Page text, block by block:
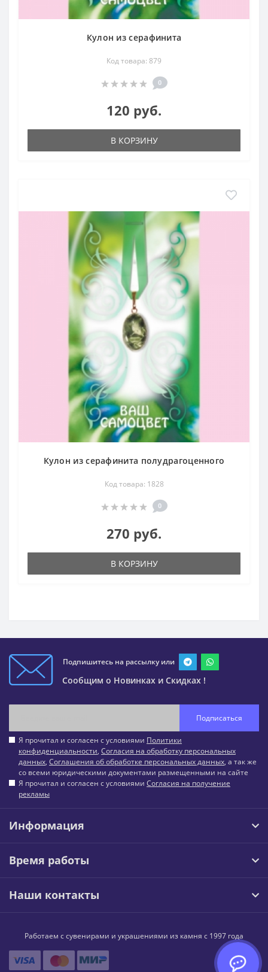
Кулон из серафинита
Код товара: 879
0
120 руб.
В КОРЗИНУ
Кулон из серафинита полудрагоценного
Код товара: 1828
0
270 руб.
В КОРЗИНУ
Подпишитесь на рассылку или
Сообщим о Новинках и Скидках !
Подписаться
Я прочитал и согласен с условиями Политики
конфиденциальности, Согласия на обработку персональных
данных, Соглашения об обработке персональных данных, а так же
со всеми юридическими документами размещенными на сайте
Я прочитал и согласен с условиями Согласия на получение
рекламы
Информация
Время работы
Наши контакты
Работаем с сувенирами и украшениями из камня с 1997 года